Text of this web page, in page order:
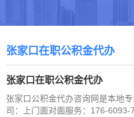
张家口在职公积金代办
张家口在职公积金代办
张家口公积金代办咨询网是本地
司：上门面对面服务：176-